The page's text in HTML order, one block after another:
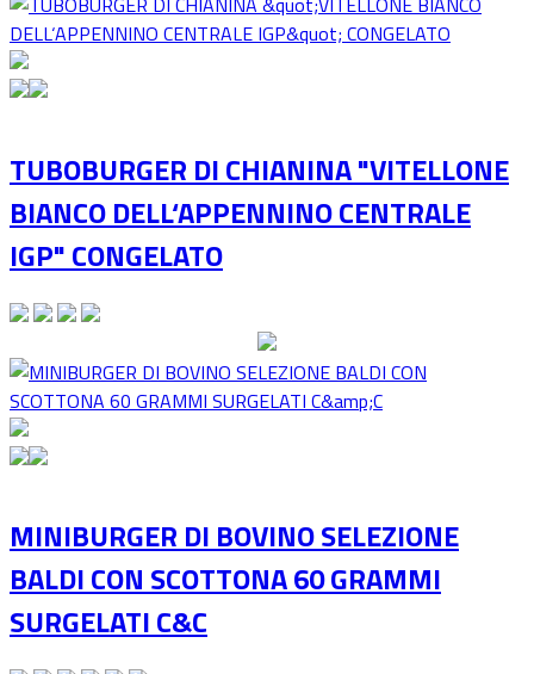
TUBOBURGER DI CHIANINA "VITELLONE
BIANCO DELL‘APPENNINO CENTRALE
IGP" CONGELATO
MINIBURGER DI BOVINO SELEZIONE
BALDI CON SCOTTONA 60 GRAMMI
SURGELATI C&C